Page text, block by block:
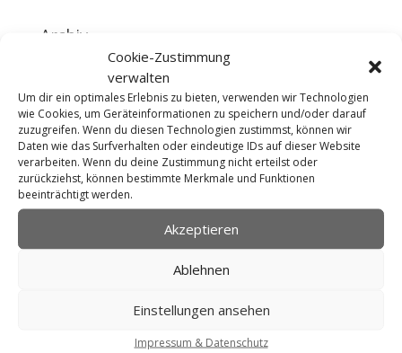
Cookie-Zustimmung
verwalten
Um dir ein optimales Erlebnis zu bieten, verwenden wir Technologien
wie Cookies, um Geräteinformationen zu speichern und/oder darauf
zuzugreifen. Wenn du diesen Technologien zustimmst, können wir
Daten wie das Surfverhalten oder eindeutige IDs auf dieser Website
verarbeiten. Wenn du deine Zustimmung nicht erteilst oder
zurückziehst, können bestimmte Merkmale und Funktionen
beeinträchtigt werden.
Akzeptieren
Ablehnen
Einstellungen ansehen
Impressum & Datenschutz
Archiv
Mai 2026
April 2026
März 2026
Februar 2026
Januar 2026
Juni 2025